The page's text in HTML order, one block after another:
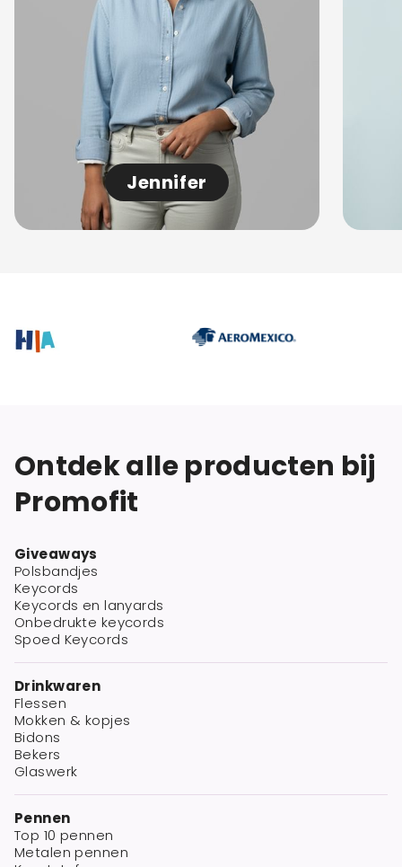
Jennifer
Ontdek alle producten bij
Promofit
Giveaways
Polsbandjes
Keycords
Keycords en lanyards
Onbedrukte keycords
Spoed Keycords
Drinkwaren
Flessen
Mokken & kopjes
Bidons
Bekers
Glaswerk
Pennen
Top 10 pennen
Metalen pennen